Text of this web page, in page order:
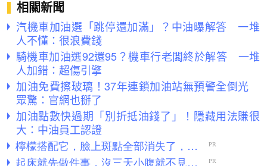
相關新聞
汽機車加油選「跳停還加滿」？中油曝解答 一堆
人不懂：很浪費錢
騎機車加油選92還95？機車行老闆終於解答 一堆
人加錯：超傷引擎
加油免費擦玻璃！37年連鎖加油站無預警全倒光
眾驚：官網也掰了
加油點數快過期「別折抵油錢了」！隱藏用法賺很
大：中油員工認證